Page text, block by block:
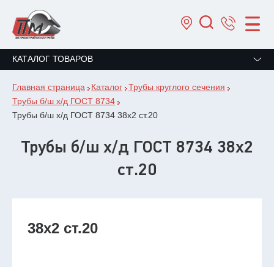
КАТАЛОГ ТОВАРОВ
Главная страница Каталог
Трубы круглого сечения
Трубы б/ш х/д ГОСТ 8734
Трубы б/ш х/д ГОСТ 8734 38х2 ст.20
Трубы б/ш х/д ГОСТ 8734 38х2
ст.20
38х2 ст.20